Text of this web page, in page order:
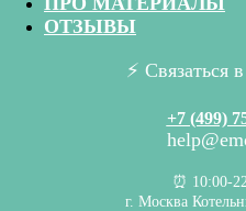
ОТЗЫВЫ
⚡️ Связаться в
+7 (499)
⏰ 10:00-
г. Москва